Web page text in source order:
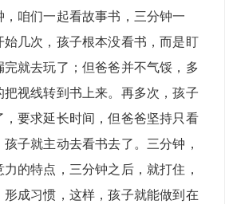
咱们一起看故事书，三分钟一
几次，孩子根本没看书，而是盯
就去玩了；但爸爸并不气馁，多
视线转到书上来。再多次，孩子
要求延长时间，但爸爸坚持只看
子就主动去看书去了。三分钟，
的特点，三分钟之后，就打住，
成习惯，这样，孩子就能做到在